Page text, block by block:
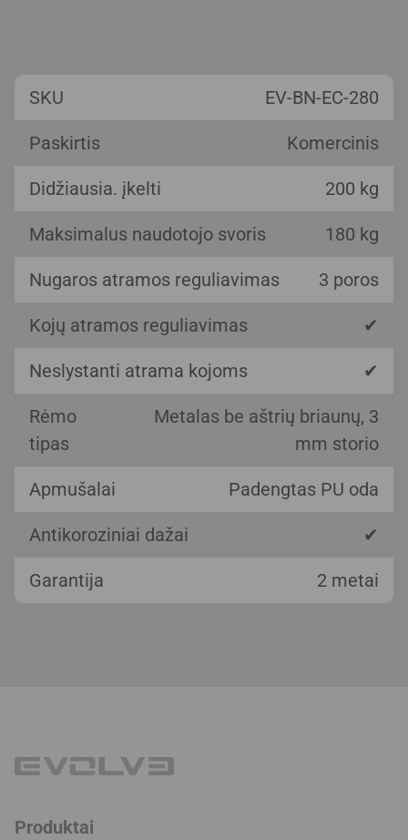
SKU EV-BN-EC-280
Paskirtis Komercinis
Didžiausia. įkelti 200 kg
Maksimalus naudotojo svoris 180 kg
Nugaros atramos reguliavimas 3 poros
Kojų atramos reguliavimas ✔
Neslystanti atrama kojoms ✔
Rėmo
tipas
Metalas be aštrių briaunų, 3
mm storio
Apmušalai Padengtas PU oda
Antikoroziniai dažai ✔
Garantija 2 metai
Produktai